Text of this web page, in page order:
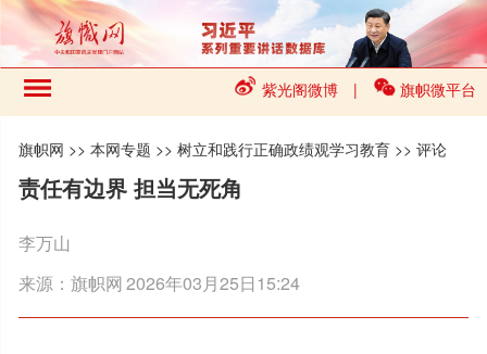
紫光阁微博 | 旗帜微平台
旗帜网 >>本网专题 >>树立和践行正确政绩观学习教育 >>评论
责任有边界 担当无死角
李万山
来源：旗帜网2026年03月25日15:24